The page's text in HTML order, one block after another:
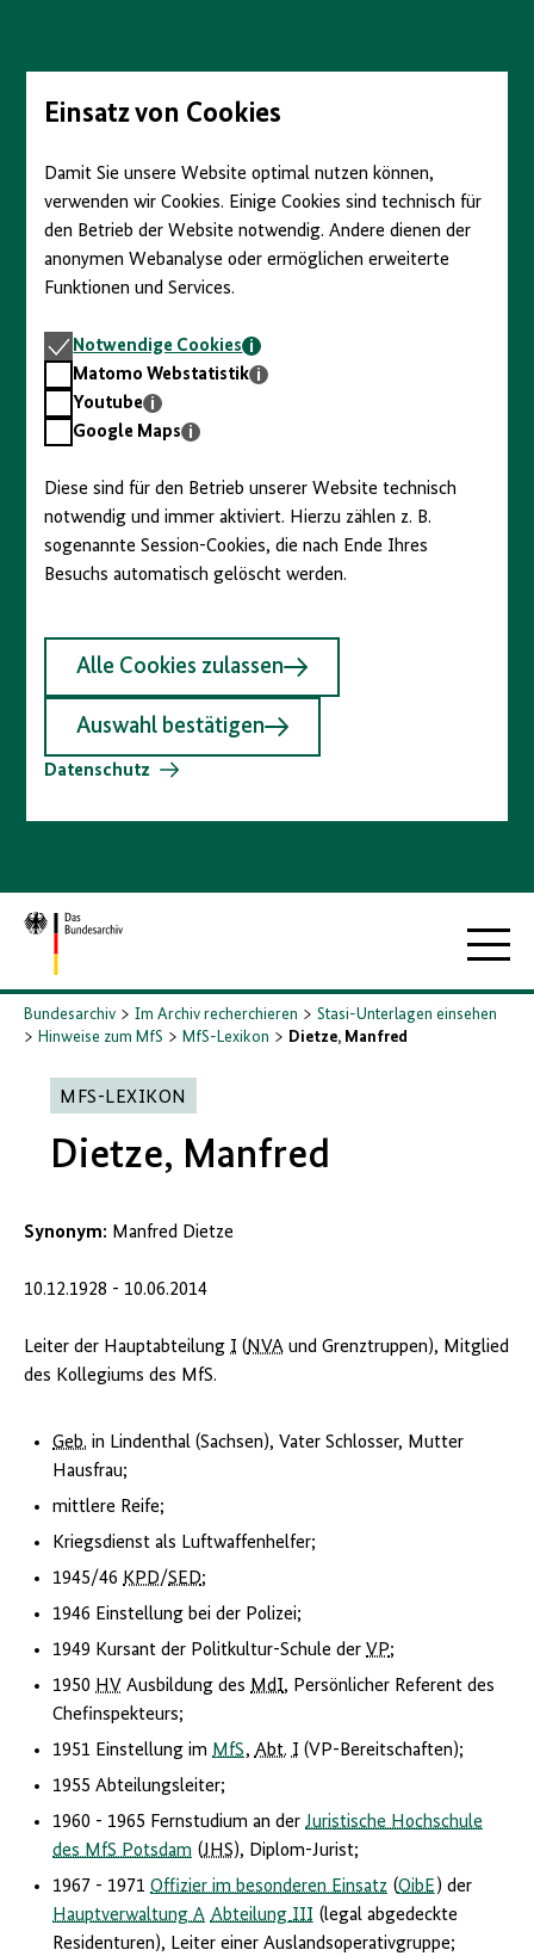
Seiteninhalt
springenEinsatz von Cookies
Damit Sie unsere Website optimal nutzen können,
verwenden wir Cookies. Einige Cookies sind technisch für
den Betrieb der Website notwendig. Andere dienen der
anonymen Webanalyse oder ermöglichen erweiterte
Funktionen und Services.
Notwendige
Cookies
Notwendige Cookies
Matomo
Webstatistik
Matomo Webstatistik
Youtube
Youtube
GoogleGoogle Maps
Diese sind für den Betrieb unserer Website technisch
notwendig und immer aktiviert. Hierzu zählen z. B.
sogenannte Session-Cookies, die nach Ende Ihres
Besuchs automatisch gelöscht werden.
Alle Cookies zulassen
Auswahl bestätigen
Datenschutz
Zur
Startseite
Bundesarchiv Im Archiv recherchieren
Stasi-Unterlagen einsehen
Hinweise zum MfS
MfS-Lexikon Dietze, Manfred
MFS-LEXIKON
Dietze, Manfred
Synonym: Manfred Dietze
10.12.1928 - 10.06.2014
Leiter der Hauptabteilung I (NVA und Grenztruppen), Mitglied
des Kollegiums des MfS.
Geb. in Lindenthal (Sachsen), Vater Schlosser, Mutter
Hausfrau;
mittlere Reife;
Kriegsdienst als Luftwaffenhelfer;
1945/46 KPD/SED;
1946 Einstellung bei der Polizei;
1949 Kursant der Politkultur-Schule der VP;
1950 HV Ausbildung des MdI, Persönlicher Referent des
Chefinspekteurs;
1951 Einstellung im MfS,Abt. I (VP-Bereitschaften);
1955 Abteilungsleiter;
1960 - 1965 Fernstudium an der Juristische Hochschule
des MfS Potsdam (JHS), Diplom-Jurist;
1967 - 1971 Offizier im besonderen Einsatz (OibE) der
HauptverwaltungA AbteilungIII (legal abgedeckte
Residenturen), Leiter einer Auslandsoperativgruppe;